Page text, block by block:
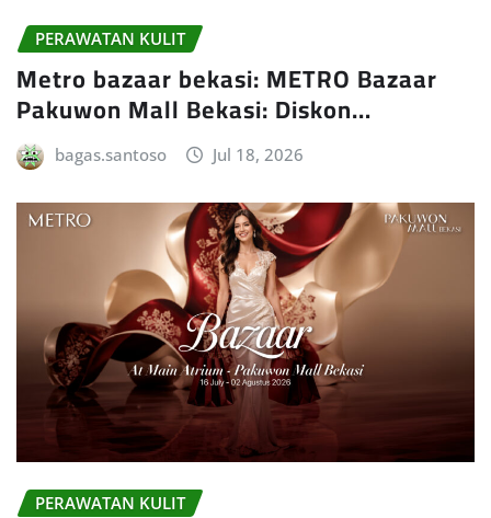
PERAWATAN KULIT
Metro bazaar bekasi: METRO Bazaar
Pakuwon Mall Bekasi: Diskon…
bagas.santoso Jul 18, 2026
PERAWATAN KULIT